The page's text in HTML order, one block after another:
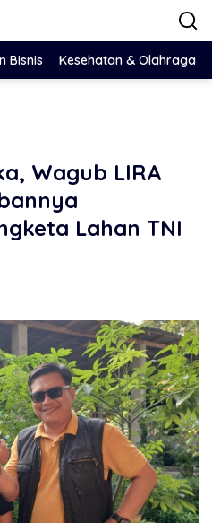
Bisnis Kesehatan & Olahraga
Wagub LIRA
Lahan TNI